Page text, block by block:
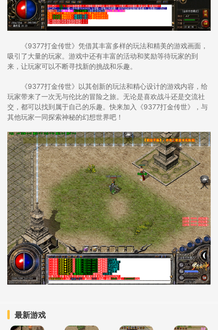
《9377打金传世》凭借其丰富多样的玩法和精美的游戏画面，
吸引了大量的玩家。游戏中还有丰富的活动和奖励等待玩家的到
来，让玩家可以不断寻找新的挑战和乐趣。
《9377打金传世》以其创新的玩法和精心设计的游戏内容，给
玩家带来了一次无与伦比的冒险之旅。无论是喜欢战斗还是交流社
交，都可以找到属于自己的乐趣。快来加入《9377打金传世》，与
其他玩家一同探索神秘的幻想世界吧！
最新游戏